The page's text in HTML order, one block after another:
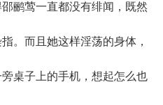
鹂莺一直都没有绯闻，既然
。而且她这样淫荡的身体，
桌子上的手机，想起怎么也